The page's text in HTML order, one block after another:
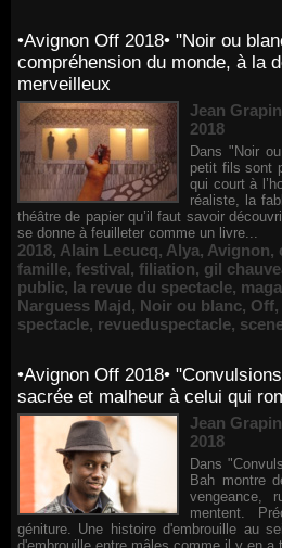
•Avignon Off 2018• "Noir ou
compréhension du monde, à la
merveilleux
Jean
2018
Dans "Noir
petit fils sont
qui court à
réaliste, la
théâtre de papier qu’il faut savoir
se donne à feuilleter comme un livre...
2018, Alain Lecucq, Alya, Avignon,
famille, festival, filiation, gil
public, la revue du spectacle,
Narguess Majd, Noir ou blanc, Off,
spectacle, revueduspectacle,
•Avignon Off 2018•
sacrée et malheur à celui qui
Jean
2018
Dans
Bah montre
vengeance,
mentent.
géniture. Une histoire d'embrouille au